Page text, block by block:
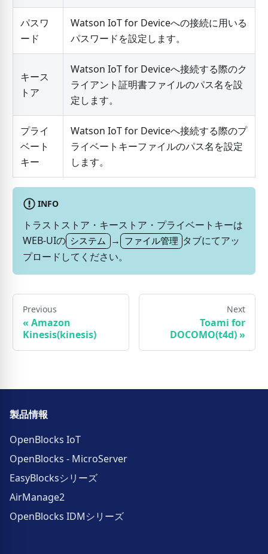
パスワ
ード
Watson IoT for Deviceへの接続に用いる
パスワードを設定します。
キース
トア
Watson IoT for Deviceへ接続する際のク
ライアント証明書ファイルのパス名を設
定します。
プライ
ベート
キー
Watson IoT for Deviceへ接続する際のプ
ライベートキーファイルのパス名を設定
します。
INFO
トラストストア・キーストア・プライベートキーは
WEB-UIの システム → ファイル管理 タブにてアッ
プロードしてください。
Previous
« Amazon
Kinesis(kinesis)
Next
Toami for
DOCOMO(t4d)»
製品情報
OpenBlocks IoT
OpenBlocks - MicroServer
EasyBlocksシリーズ
AirManage2
OpenBlocks IDMシリーズ